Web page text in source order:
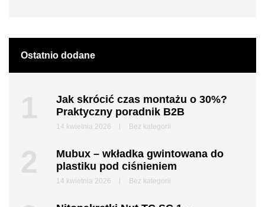
Ostatnio dodane
1
Jak skrócić czas montażu o 30%?
Praktyczny poradnik B2B
14 kwietnia 2026 Bez kategorii
2
Mubux – wkładka gwintowana do
plastiku pod ciśnieniem
14 kwietnia 2026 Bez kategorii